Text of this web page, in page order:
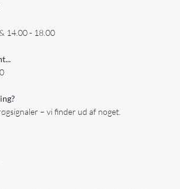
14.00 - 18.00
– vi finder ud af noget.